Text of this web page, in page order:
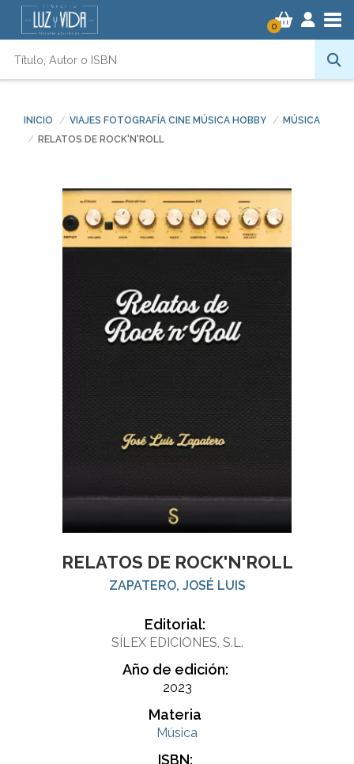
0
INICIO VIAJES FOTOGRAFÍA CINE MÚSICA HOBBY
MÚSICA
RELATOS DE ROCK'N'ROLL
RELATOS DE ROCK'N'ROLL
ZAPATERO, JOSÉ LUIS
Editorial:
SÍLEX EDICIONES, S.L.
Año de edición:
2023
Materia
Música
ISBN: